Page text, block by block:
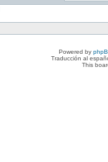
Powered by
Traducción al
This